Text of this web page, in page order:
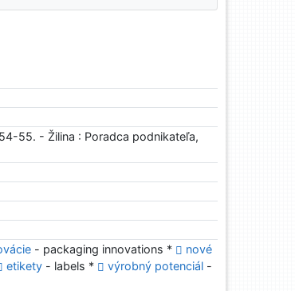
55. - Žilina : Poradca podnikateľa,
- packaging innovations *
nové
etikety - labels * výrobný potenciál -